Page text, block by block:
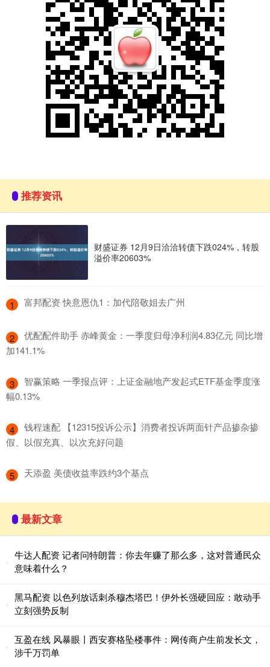
推荐资讯
财盛证券 12月9日洽洽转债下跌024%，转股
溢价率20603%
1 ​富邦配资 快意恩仇1：加代陪敬姐去广州
2
​优配配件助手 赤峰黄金：一季度归母净利润4.83亿元 同比增
加141.1%
3
​智赢策略 一季报点评：上证金融地产发起式ETF基金季度涨
幅0.13%
4
​钱程速配 【12315投诉公示】消费者投诉两面针产品掺杂掺
假、以假充真、以次充好问题
5 ​天添盈 美债收益率跌约3个基点
最新文章
牛达人配资 记者问特朗普：你去年赚了那么多，这对普通民众
意味着什么？
黑马配资 以色列放话刺杀穆杰塔巴！伊外长强硬回应：敢动手
立刻强势反制
互盈在线 风暴眼丨西安赛格坠楼事件：网传商户生前发长文，
涉千万罚单